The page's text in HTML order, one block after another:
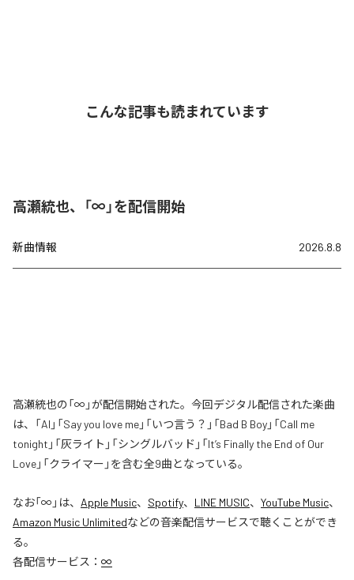
こんな記事も読まれています
高瀬統也、「∞」を配信開始
新曲情報 2026.8.8
高瀬統也の「∞」が配信開始された。今回デジタル配信された楽曲
は、「AI」「Say you love me」「いつ言う？」「Bad B Boy」「Call me
tonight」「灰ライト」「シングルバッド」「It’s Finally the End of Our
Love」「クライマー」を含む全9曲となっている。
なお「∞ 」は、 Apple Music、 Spotify、 LINE MUSIC、 YouTube Music、
Amazon Music Unlimitedなどの音楽配信サービスで聴くことができ
る。
各配信サービス： ∞